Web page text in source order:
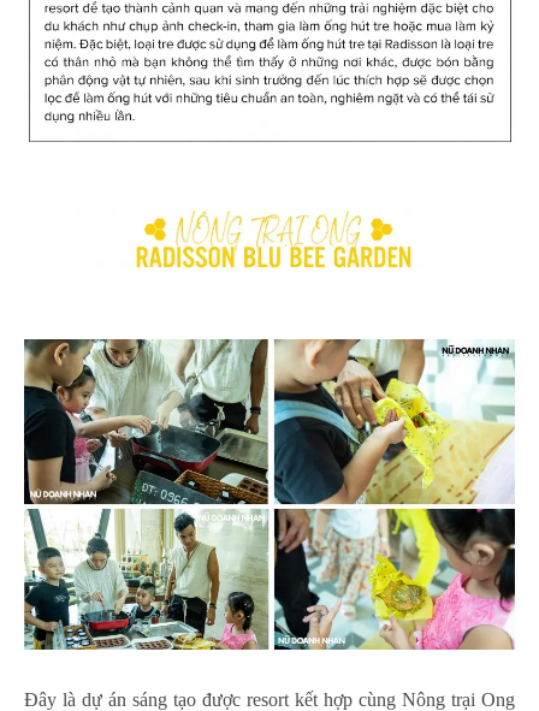
Đây là dự án sáng tạo được resort kết hợp cùng Nông trại Ong